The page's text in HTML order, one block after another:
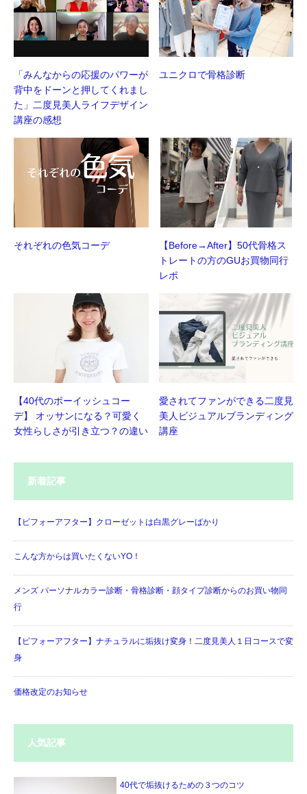
「みんなからの応援のパワーが
背中をドーンと押してくれまし
た」二度見美人ライフデザイン
講座の感想
ユニクロで骨格診断
それぞれの色気コーデ
【Before→After】50代骨格ス
トレートの方のGUお買物同行
レポ
【40代のボーイッシュコー
デ】 オッサンになる？可愛く
女性らしさが引き立つ？の違い
愛されてファンができる二度見
美人ビジュアルブランディング
講座
新着記事
【ビフォーアフター】クローゼットは白黒グレーばかり
こんな方からは買いたくないYO！
メンズ パーソナルカラー診断・骨格診断・顔タイプ診断からのお買い物同
行
【ビフォーアフター】ナチュラルに垢抜け変身！二度見美人１日コースで変
身
価格改定のお知らせ
人気記事
40代で垢抜けるための３つのコツ